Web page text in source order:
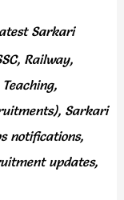
Sarkari
Railway,
Sarkari
notifications,
updates,